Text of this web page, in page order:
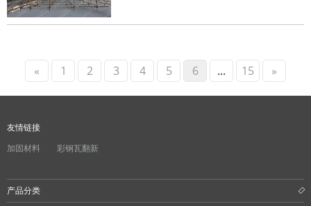
« 1 2 3 4 5 6 ... 15 »
友情链接
加固材料
彩钢瓦翻新
产品分类